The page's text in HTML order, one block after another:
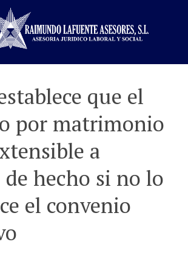
que el
por matrimonio
a
de hecho si no lo
el convenio